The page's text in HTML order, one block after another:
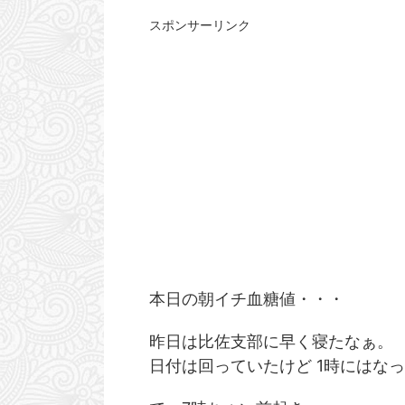
スポンサーリンク
本日の朝イチ血糖値・・・
昨日は比佐支部に早く寝たなぁ。
日付は回っていたけど 1時にはな